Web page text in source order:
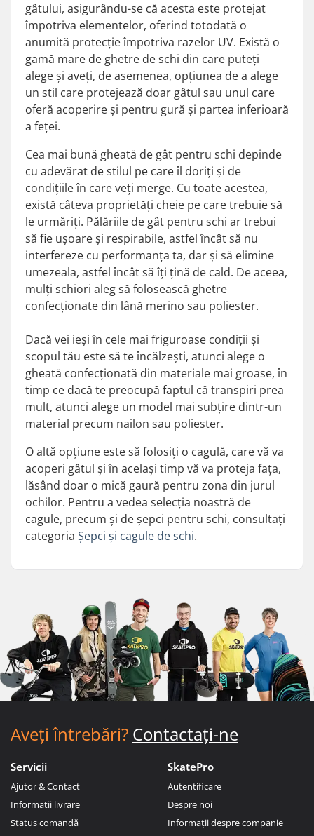
gâtului, asigurându-se că acesta este protejat
împotriva elementelor, oferind totodată o
anumită protecție împotriva razelor UV. Există o
gamă mare de ghetre de schi din care puteți
alege și aveți, de asemenea, opțiunea de a alege
un stil care protejează doar gâtul sau unul care
oferă acoperire și pentru gură și partea inferioară
a feței.
Cea mai bună gheată de gât pentru schi depinde
cu adevărat de stilul pe care îl doriți și de
condițiile în care veți merge. Cu toate acestea,
există câteva proprietăți cheie pe care trebuie să
le urmăriți. Pălăriile de gât pentru schi ar trebui
să fie ușoare și respirabile, astfel încât să nu
interfereze cu performanța ta, dar și să elimine
umezeala, astfel încât să îți țină de cald. De aceea,
mulți schiori aleg să folosească ghetre
confecționate din lână merino sau poliester.
Dacă vei ieși în cele mai friguroase condiții și
scopul tău este să te încălzești, atunci alege o
gheată confecționată din materiale mai groase, în
timp ce dacă te preocupă faptul că transpiri prea
mult, atunci alege un model mai subțire dintr-un
material precum nailon sau poliester.
O altă opțiune este să folosiți o cagulă, care vă va
acoperi gâtul și în același timp vă va proteja fața,
lăsând doar o mică gaură pentru zona din jurul
ochilor. Pentru a vedea selecția noastră de
cagule, precum și de șepci pentru schi, consultați
categoria Șepci și cagule de schi.
Aveți întrebări? Contactați-ne
Servicii
Ajutor & Contact
Informații livrare
Status comandă
SkatePro
Autentificare
Despre noi
Informații despre companie